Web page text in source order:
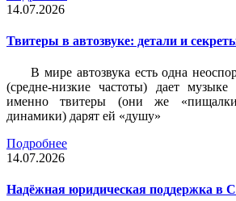
14.07.2026
Твитеры в автозвуке: детали и
В мире автозвука есть одна
(средне-низкие частоты) дает
именно твитеры (они же
динамики) дарят ей «душу»
Подробнее
14.07.2026
Надёжная юридическая поддержка в